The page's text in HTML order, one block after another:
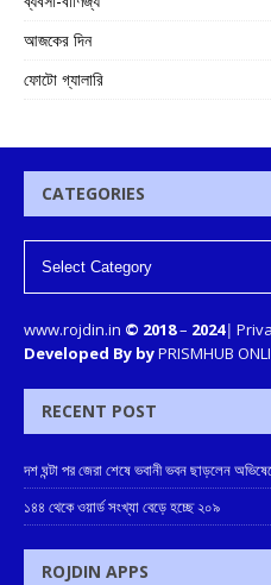
আজকের দিন
ফোটো গ্যালারি
CATEGORIES
www.rojdin.in © 2018– 2024|
Developed By byPRISMHUB
RECENT POST
দশ ঘন্টা পর জেরা শেষে ভবানী ভবন ছাড়লেন
১৪৪ থেকে ওয়ার্ড সংখ্যা বেড়ে হচ্ছে ২০৯
ROJDIN APPS